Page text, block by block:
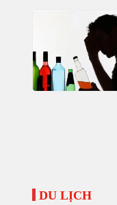
DU LỊCH